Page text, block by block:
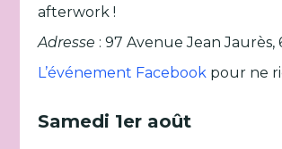
afterwork !
Adresse : 97 Avenue Jean Jaurès,
L’événement Facebook pour ne
Samedi 1er août